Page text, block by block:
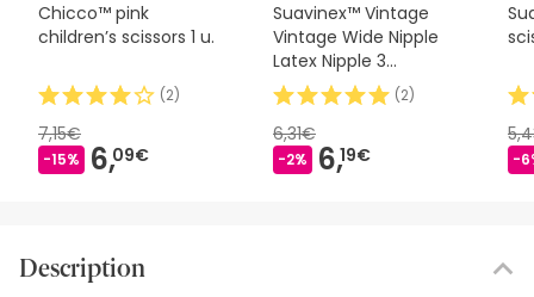
Chicco™ pink
children’s scissors 1 u.
(2)
7,15€
-15% 6,09€
Suavinex™ Vintage
Vintage Wide Nipple
Latex Nipple 3
Positions Ros 150ml
(2)
6,31€
-2% 6,19€ -
Description